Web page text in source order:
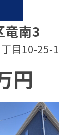
竜南3
目10-25-1
円